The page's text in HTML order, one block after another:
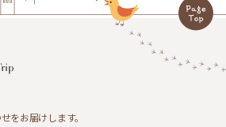
をお届けします。